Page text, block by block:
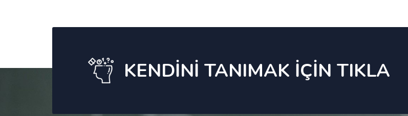
KENDİNİ TANIMAK İÇİN TIKLA